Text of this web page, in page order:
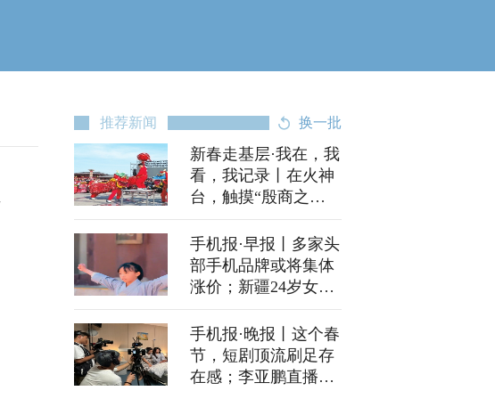
推荐新闻 换一批
新春走基层·我在，我
看，我记录丨在火神
台，触摸“殷商之
源”的根与魂
手机报·早报丨多家头
部手机品牌或将集体
涨价；新疆24岁女子
自然受孕产下5胞胎
手机报·晚报丨这个春
节，短剧顶流刷足存
在感；李亚鹏直播热